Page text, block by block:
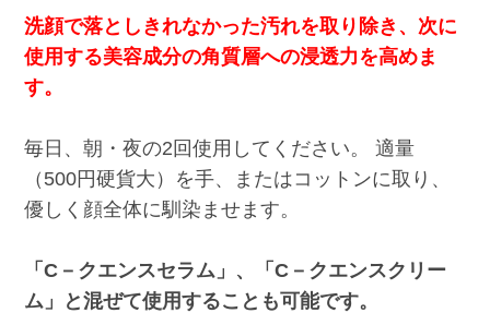
洗顔で落としきれなかった汚れを取り除き、次に
使用する美容成分の角質層への浸透力を高めま
す。
毎日、朝・夜の2回使用してください。 適量
（500円硬貨大）を手、またはコットンに取り、
優しく顔全体に馴染ませます。
「C－クエンスセラム」、「C－クエンスクリー
ム」と混ぜて使用することも可能です。